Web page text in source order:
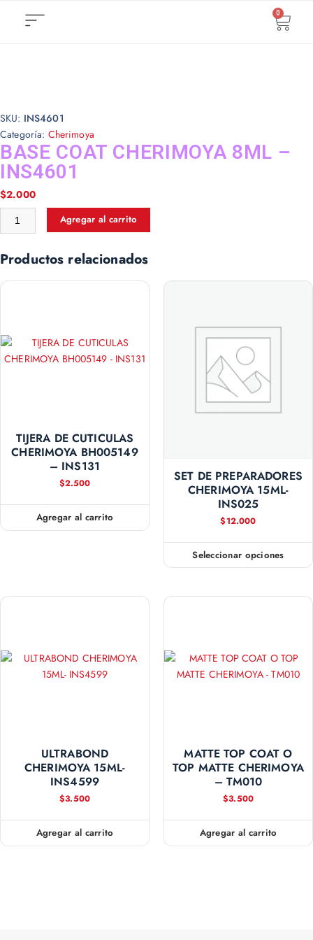
0
SKU: INS4601
Categoría: Cherimoya
BASE COAT CHERIMOYA 8ML –
INS4601
$2.000
Agregar al carrito
Productos relacionados
TIJERA DE CUTICULAS
CHERIMOYA BH005149
– INS131
$2.500
Agregar al carrito
SET DE PREPARADORES
CHERIMOYA 15ML-
INS025
$12.000
Seleccionar opciones
ULTRABOND
CHERIMOYA 15ML-
INS4599
$3.500
Agregar al carrito
MATTE TOP COAT O
TOP MATTE CHERIMOYA
– TM010
$3.500
Agregar al carrito